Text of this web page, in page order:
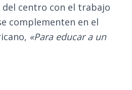
centro con el trabajo
complementen en el
«Para educar a un